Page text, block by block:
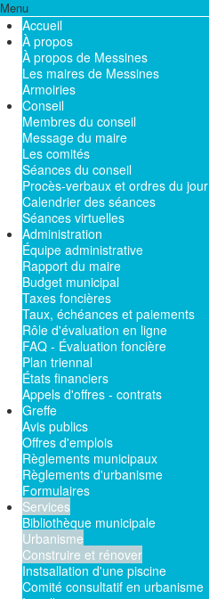
Menu
Accueil
À propos
À propos de Messines
Les maires de Messines
Armoiries
Conseil
Membres du conseil
Message du maire
Les comités
Séances du conseil
Procès-verbaux et ordres du jour
Calendrier des séances
Séances virtuelles
Administration
Équipe administrative
Rapport du maire
Budget municipal
Taxes foncières
Taux, échéances et paiements
Rôle d'évaluation en ligne
FAQ - Évaluation foncière
Plan triennal
États financiers
Appels d'offres - contrats
Greffe
Avis publics
Offres d'emplois
Règlements municipaux
Règlements d'urbanisme
Formulaires
Services
Bibliothèque municipale
Urbanisme
Construire et rénover
Instsallation d'une piscine
Comité consultatif en urbanisme